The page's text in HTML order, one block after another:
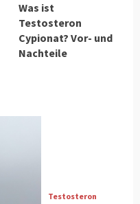
Was ist
Testosteron
Cypionat? Vor- und
Nachteile
Testosteron